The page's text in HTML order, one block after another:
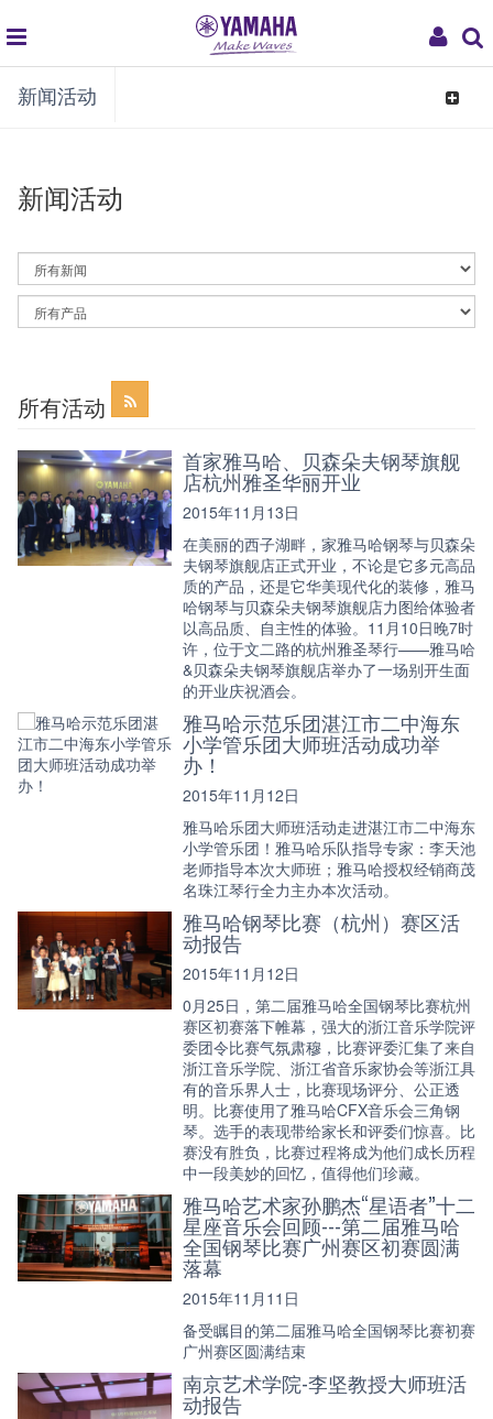
My
global
navigation
新闻活动
Toggle
新闻活动
By
News
Category
By
Article
所有活动
首家雅马哈、贝森朵夫钢琴旗舰
店杭州雅圣华丽开业
2015年11月13日
在美丽的西子湖畔，家雅马哈钢琴与贝森朵
夫钢琴旗舰店正式开业，不论是它多元高品
质的产品，还是它华美现代化的装修，雅马
哈钢琴与贝森朵夫钢琴旗舰店力图给体验者
以高品质、自主性的体验。11月10日晚7时
许，位于文二路的杭州雅圣琴行——雅马哈
&贝森朵夫钢琴旗舰店举办了一场别开生面
的开业庆祝酒会。
雅马哈示范乐团湛江市二中海东
小学管乐团大师班活动成功举
办！
2015年11月12日
雅马哈乐团大师班活动走进湛江市二中海东
小学管乐团！雅马哈乐队指导专家：李天池
老师指导本次大师班；雅马哈授权经销商茂
名珠江琴行全力主办本次活动。
雅马哈钢琴比赛（杭州）赛区活
动报告
2015年11月12日
0月25日，第二届雅马哈全国钢琴比赛杭州
赛区初赛落下帷幕，强大的浙江音乐学院评
委团令比赛气氛肃穆，比赛评委汇集了来自
浙江音乐学院、浙江省音乐家协会等浙江具
有的音乐界人士，比赛现场评分、公正透
明。比赛使用了雅马哈CFX音乐会三角钢
琴。选手的表现带给家长和评委们惊喜。比
赛没有胜负，比赛过程将成为他们成长历程
中一段美妙的回忆，值得他们珍藏。
雅马哈艺术家孙鹏杰“星语者”十二
星座音乐会回顾---第二届雅马哈
全国钢琴比赛广州赛区初赛圆满
落幕
2015年11月11日
备受瞩目的第二届雅马哈全国钢琴比赛初赛
广州赛区圆满结束
南京艺术学院-李坚教授大师班活
动报告